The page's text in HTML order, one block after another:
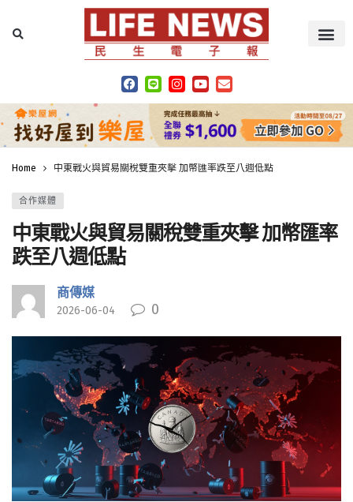
Home 中東戰火與貿易關稅雙重夾擊 加幣匯率跌至八週低點
合作媒體
中東戰火與貿易關稅雙重夾擊 加幣匯率
跌至八週低點
商傳媒
2026-06-04 0